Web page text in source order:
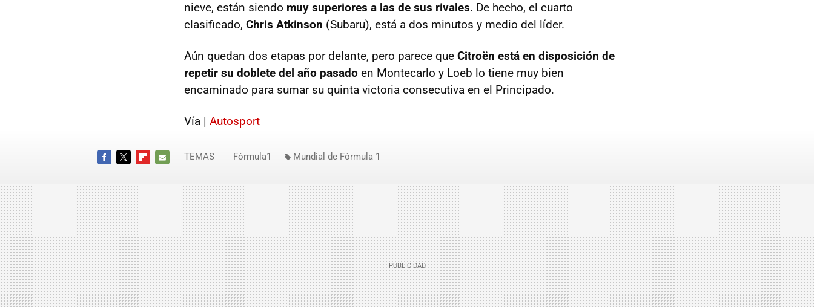
nieve, están siendo muy superiores a las de sus rivales. De hecho, el cuarto
clasificado, Chris Atkinson (Subaru), está a dos minutos y medio del líder.
Aún quedan dos etapas por delante, pero parece que Citroën está en disposición de
repetir su doblete del año pasado en Montecarlo y Loeb lo tiene muy bien
encaminado para sumar su quinta victoria consecutiva en el Principado.
Vía | Autosport
MAIL
TEMAS Fórmula1 Mundial de Fórmula 1